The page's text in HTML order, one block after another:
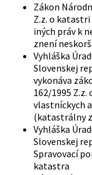
Zákon
Z.z. o
iných práv k
znení
Vyhláška
Slovenskej
vykonáva
162/1995
vlastníckych
(katastrálny
Vyhláška
Slovenskej
Spravovací
katastra